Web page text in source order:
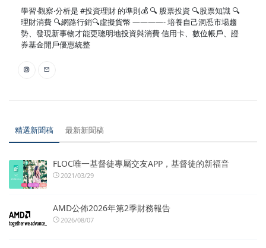
學習‧觀察‧分析是 #投資理財 的準則💰 🔍 股票投資 🔍股票知識 🔍
理財消費 🔍網路行銷🔍虛擬貨幣 ————- 培養自己洞悉市場趨
勢、發現新事物才能更聰明地投資與消費 信用卡、數位帳戶、證
券基金開戶優惠統整
精選新聞稿 最新新聞稿
FLOC唯一基督徒專屬交友APP，基督徒的新福音
2021/03/29
AMD公佈2026年第2季財務報告
2026/08/07